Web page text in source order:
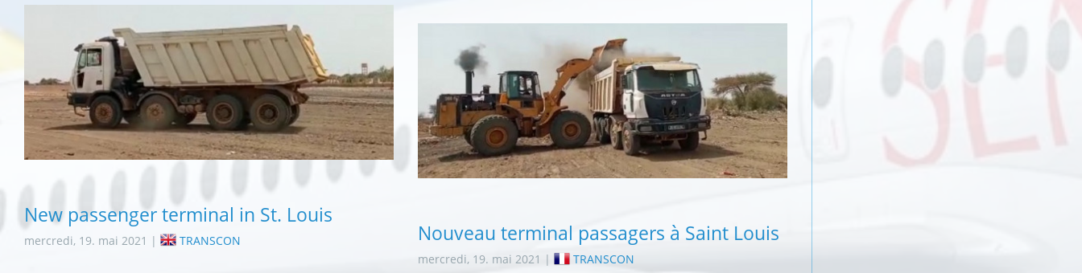
New passenger terminal in St. Louis
mercredi, 19. mai 2021 | TRANSCON Nouveau terminal passagers à Saint Louis
mercredi, 19. mai 2021 | TRANSCON